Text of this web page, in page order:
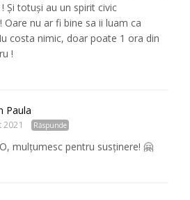
Și totuși au un spirit civic
Oare nu ar fi bine sa ii luam ca
costa nimic, doar poate 1 ora din
!
Paula
Răspunde
mulțumesc pentru susținere! 🤗